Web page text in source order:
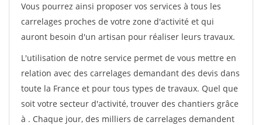
Vous pourrez ainsi proposer vos services à tous les
carrelages proches de votre zone d'activité et qui
auront besoin d'un artisan pour réaliser leurs travaux.
L'utilisation de notre service permet de vous mettre en
relation avec des carrelages demandant des devis dans
toute la France et pour tous types de travaux. Quel que
soit votre secteur d'activité, trouver des chantiers grâce
à . Chaque jour, des milliers de carrelages demandent